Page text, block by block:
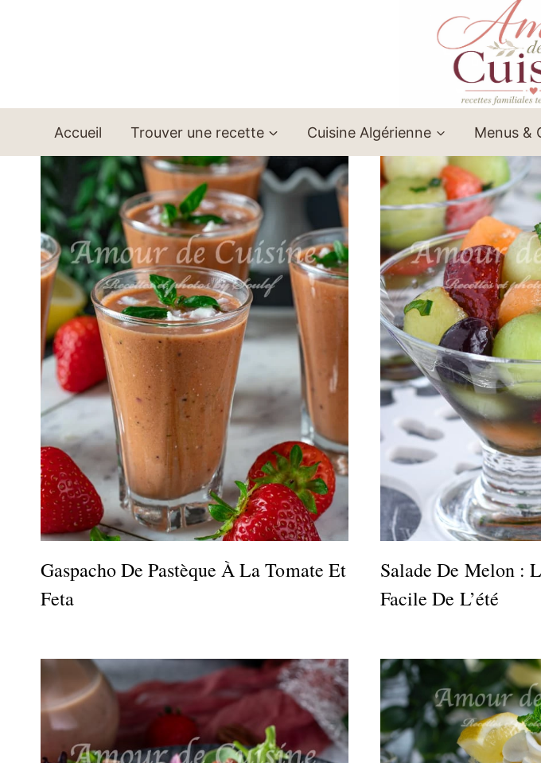
Accueil Trouver une recette Cuisine Algérienne Menus &
Gaspacho De Pastèque À La Tomate Et
Feta
Salade De Melon :
Facile De L’été